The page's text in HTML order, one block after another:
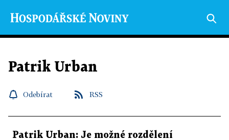
Patrik Urban
Odebírat RSS
Patrik Urban: Je možné rozdělení